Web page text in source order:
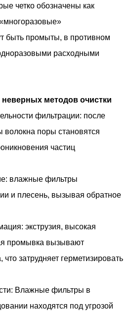
четко обозначены как
быть промыты, в противном
расходными
методов очистки
фильтрации: после
волокна поры становятся
частиц
влажные фильтры
и плесень, вызывая обратное
экструзия, высокая
промывка вызывают
затрудняет герметизировать
Влажные фильтры в
находятся под угрозой